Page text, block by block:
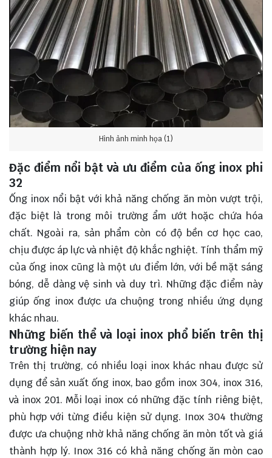
Hình ảnh minh họa (1)
Đặc điểm nổi bật và ưu điểm của ống inox phi
32
Ống inox nổi bật với khả năng chống ăn mòn vượt trội,
đặc biệt là trong môi trường ẩm ướt hoặc chứa hóa
chất. Ngoài ra, sản phẩm còn có độ bền cơ học cao,
chịu được áp lực và nhiệt độ khắc nghiệt. Tính thẩm mỹ
của ống inox cũng là một ưu điểm lớn, với bề mặt sáng
bóng, dễ dàng vệ sinh và duy trì. Những đặc điểm này
giúp ống inox được ưa chuộng trong nhiều ứng dụng
khác nhau.
Những biến thể và loại inox phổ biến trên thị
trường hiện nay
Trên thị trường, có nhiều loại inox khác nhau được sử
dụng để sản xuất ống inox, bao gồm inox 304, inox 316,
và inox 201. Mỗi loại inox có những đặc tính riêng biệt,
phù hợp với từng điều kiện sử dụng. Inox 304 thường
được ưa chuộng nhờ khả năng chống ăn mòn tốt và giá
thành hợp lý. Inox 316 có khả năng chống ăn mòn cao